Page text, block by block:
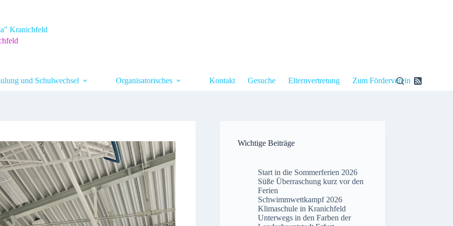
Kranichfeld
und Schulwechsel Organisatorisches Kontakt Gesuche Elternvertretung Zum Förderverein
Wichtige Beiträge
Start in die Sommerferien 2026
Süße Überraschung kurz vor den
Ferien
Schwimmwettkampf 2026
Klimaschule in Kranichfeld
Unterwegs in den Farben der